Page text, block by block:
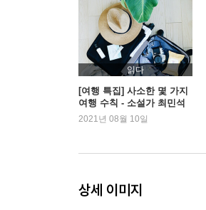
에필로그
읽다
[여행 특집] 사소한 몇 가지
여행 수칙 - 소설가 최민석
2021년 08월 10일
상세 이미지